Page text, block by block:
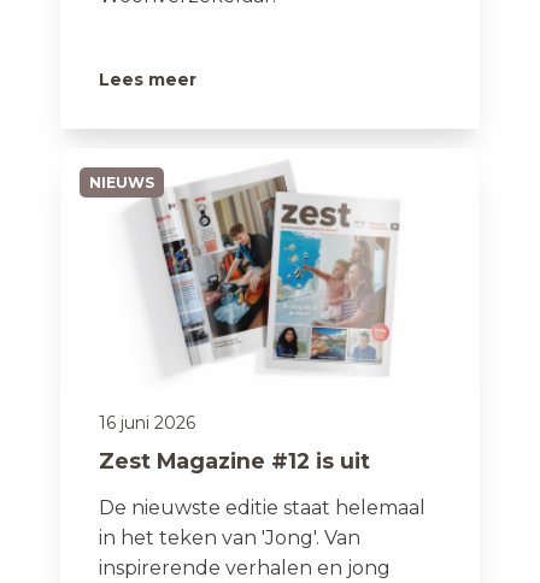
Lees meer
NIEUWS
16 juni 2026
Zest Magazine #12 is uit
De nieuwste editie staat helemaal
in het teken van 'Jong'. Van
inspirerende verhalen en jong